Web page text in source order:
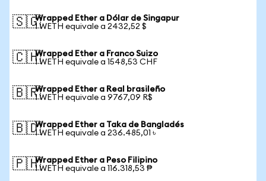
🇸🇬Wrapped Ether a Dólar de Singapur
1 WETH equivale a 2432,52 $
🇨🇭Wrapped Ether a Franco Suizo
1 WETH equivale a 1548,53 CHF
🇧🇷Wrapped Ether a Real brasileño
1 WETH equivale a 9767,09 R$
🇧🇩Wrapped Ether a Taka de Bangladés
1 WETH equivale a 236.485,01 ৳
🇵🇭Wrapped Ether a Peso Filipino
1 WETH equivale a 116.318,53 ₱